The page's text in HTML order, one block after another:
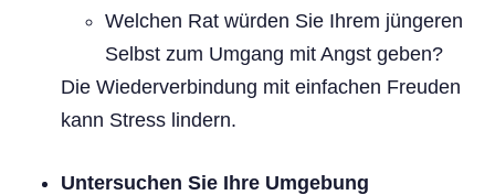
Welchen Rat würden Sie Ihrem jüngeren
Selbst zum Umgang mit Angst geben?
Die Wiederverbindung mit einfachen Freuden
kann Stress lindern.
Untersuchen Sie Ihre Umgebung